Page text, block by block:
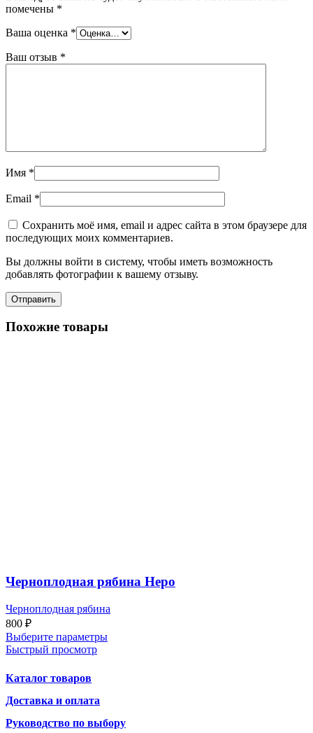
помечены *
Ваша оценка *
Ваш отзыв *
Имя *
Email *
Сохранить моё имя, email и адрес сайта в этом браузере для
последующих моих комментариев.
Вы должны войти в систему, чтобы иметь возможность
добавлять фотографии к вашему отзыву.
Похожие товары
Черноплодная рябина Неро
Черноплодная рябина
800 ₽
Выберите параметры
Быстрый просмотр
Каталог товаров
Доставка и оплата
Руководство по выбору